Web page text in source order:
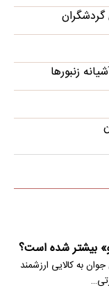
زنبورها
بیشتر شده است؟
به کالایی ارزشمند